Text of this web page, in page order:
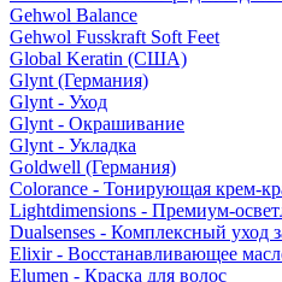
Gehwol Balance
Gehwol Fusskraft Soft Feet
Global Keratin (США)
Glynt (Германия)
Glynt - Уход
Glynt - Окрашивание
Glynt - Укладка
Goldwell (Германия)
Colorance - Тонирующая крем-
Lightdimensions - Премиум-
Dualsenses - Комплексный уход
Elixir - Восстанавливающее
Elumen - Краска для волос